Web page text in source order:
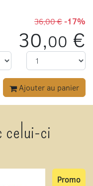
36,00 €-17%
30,00 €
Ajouter au panier
celui-ci
Promo